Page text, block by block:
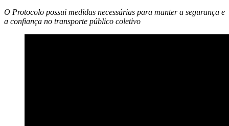
O Protocolo possui medidas necessárias para manter a segurança e
a confiança no transporte público coletivo